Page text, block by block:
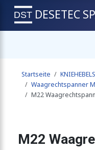
Fuß offener
Fuß und
DESETEC
Startseite
Waagrechtspanner
M22
M22